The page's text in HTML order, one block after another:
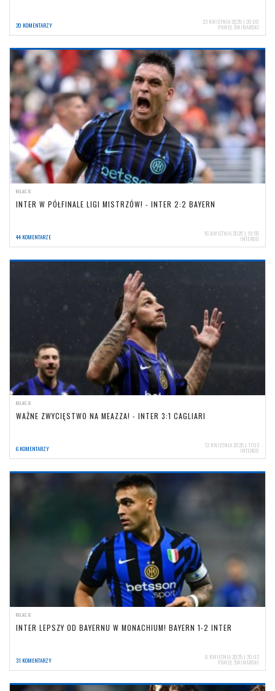
20 KOMENTARZY 23 KWIETNIA 2025 | 20:00
PAWEŁ ŚWINARSKI
RELACJE
INTER W PÓŁFINALE LIGI MISTRZÓW! - INTER 2:2 BAYERN
44 KOMENTARZE 16 KWIETNIA 2025 | 19:55
INTER00
RELACJE
WAŻNE ZWYCIĘSTWO NA MEAZZA! - INTER 3:1 CAGLIARI
6 KOMENTARZY 12 KWIETNIA 2025 | 17:03
INTER00
RELACJE
INTER LEPSZY OD BAYERNU W MONACHIUM! BAYERN 1-2 INTER
31 KOMENTARZY 8 KWIETNIA 2025 | 20:02
PAWEŁ ŚWINARSKI